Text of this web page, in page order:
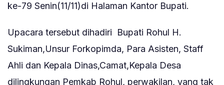
ke-79 Senin(11/11)di Halaman Kantor Bupati.
Upacara tersebut dihadiri Bupati Rohul H.
Sukiman,Unsur Forkopimda, Para Asisten, Staff
Ahli dan Kepala Dinas,Camat,Kepala Desa
dilingkungan Pemkab Rohul, perwakilan, yang tak